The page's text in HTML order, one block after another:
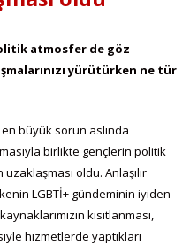
atmosfer de göz
yürütürken ne tür
en büyük sorun aslında
birlikte gençlerin politik
oldu. Anlaşılır
LGBTİ+ gündeminin iyiden
kısıtlanması,
hizmetlerde yaptıkları